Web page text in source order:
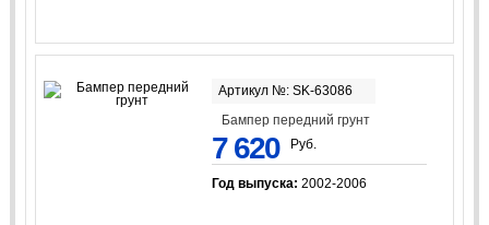
Артикул №: SK-63086
Бампер передний грунт
7 620 Руб.
Год выпуска: 2002-2006